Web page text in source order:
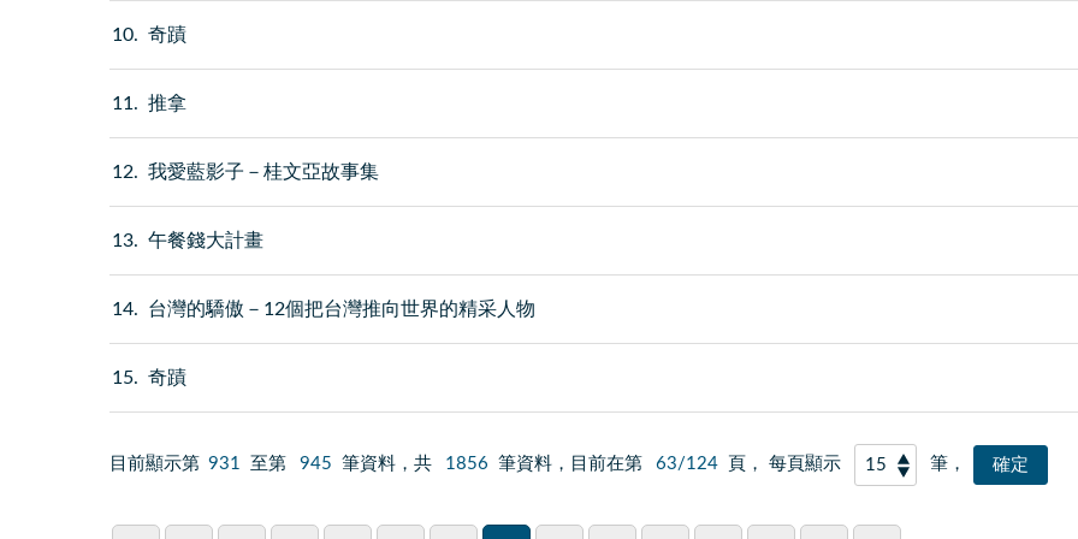
10 奇蹟
11 推拿
12 我愛藍影子－桂文亞故事集
13 午餐錢大計畫
14 台灣的驕傲－12個把台灣推向世界的精采人物
15 奇蹟
目前顯示第 931 至第 945 筆資料，共 1856 筆資料，目前在第 63/124 頁， 每頁顯示 筆，